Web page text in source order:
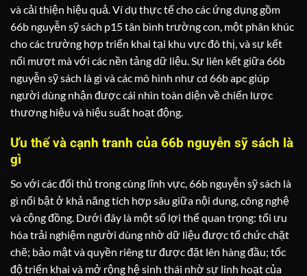
và cải thiện hiệu quả. Ví dụ thực tế cho các ứng dụng gồm
66b nguyễn sỹ sách p15 tân bình trường con, một phân khúc
cho các trường hợp triển khai tại khu vực đô thị, và sự kết
nối mượt mà với các nền tảng dữ liệu. Sự liên kết giữa 66b
nguyễn sỹ sách là gì và các mô hình như cd 66b apc giúp
người dùng nhận được cái nhìn toàn diện về chiến lược
thương hiệu và hiệu suất hoạt động.
Ưu thế và cạnh tranh của 66b nguyễn sỹ sách là
gì
So với các đối thủ trong cùng lĩnh vực, 66b nguyễn sỹ sách là
gì nổi bật ở khả năng tích hợp sâu giữa nội dung, công nghệ
và cộng đồng. Dưới đây là một số lợi thế quan trọng: tối ưu
hóa trải nghiệm người dùng nhờ dữ liệu được tổ chức chặt
chẽ; bảo mật và quyền riêng tư được đặt lên hàng đầu; tốc
độ triển khai và mở rộng hệ sinh thái nhờ sự linh hoạt của